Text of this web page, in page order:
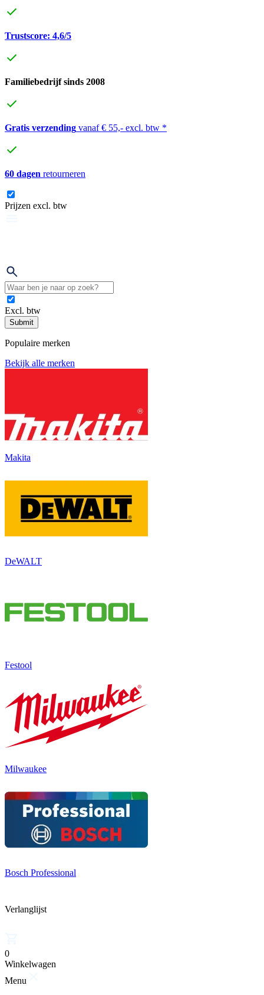
Trustscore: 4,6/5
Familiebedrijf sinds 2008
Gratis verzending vanaf € 55,- excl. btw *
60 dagen retourneren
Prijzen excl. btw
Excl. btw
Submit
Populaire merken
Bekijk alle merken
Makita
DeWALT
Festool
Milwaukee
Bosch Professional
Verlanglijst
0
Winkelwagen
Menu